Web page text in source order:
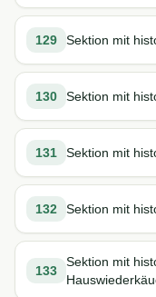
129 Sektion mit
130 Sektion mit
131 Sektion mit
132 Sektion mit
133
Sektion mit